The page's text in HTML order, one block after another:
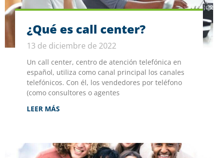
¿Qué es call center?
13 de diciembre de 2022
Un call center, centro de atención telefónica en
español, utiliza como canal principal los canales
telefónicos. Con él, los vendedores por teléfono
(como consultores o agentes
LEER MÁS